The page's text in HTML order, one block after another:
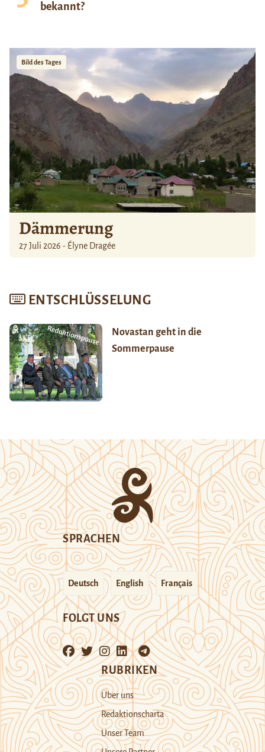
bekannt?
Bild des Tages
Dämmerung
27 Juli 2026 - Élyne Dragée
ENTSCHLÜSSELUNG
Novastan geht in die
Sommerpause
SPRACHEN
Deutsch English Français
FOLGT UNS
RUBRIKEN
Über uns
Redaktionscharta
Unser Team